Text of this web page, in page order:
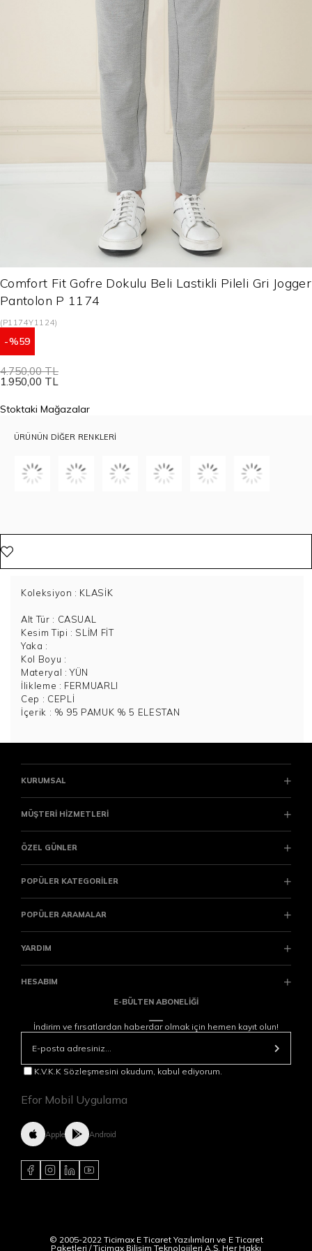
Comfort Fit Gofre Dokulu Beli Lastikli Pileli Gri Jogger
Pantolon P 1174
(P1174Y1124)
59
4.750,00 TL
1.950,00 TL
Stoktaki Mağazalar
ÜRÜNÜN DIĞER RENKLERI
Koleksiyon : KLASİK
Alt Tür : CASUAL
Kesim Tipi : SLİM FİT
Yaka :
Kol Boyu :
Materyal : YÜN
İlikleme : FERMUARLI
Cep : CEPLİ
İçerik : % 95 PAMUK % 5 ELESTAN
KURUMSAL
MÜŞTERİ HİZMETLERİ
ÖZEL GÜNLER
POPÜLER KATEGORİLER
POPÜLER ARAMALAR
YARDIM
HESABIM
E-BÜLTEN ABONELİĞİ
İndirim ve fırsatlardan haberdar olmak için hemen kayıt olun!
K.V.K.K Sözleşmesini okudum, kabul ediyorum.
Efor Mobil Uygulama
Apple Android
© 2005-2022 Ticimax E Ticaret Yazılımları ve E Ticaret
Paketleri / Ticimax Bilişim Teknolojileri A.Ş. Her Hakkı